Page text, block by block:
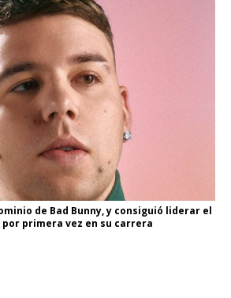
de Bad Bunny, y consiguió liderar el
primera vez en su carrera